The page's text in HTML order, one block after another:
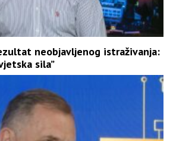
neobjavljenog istraživanja:
sila”